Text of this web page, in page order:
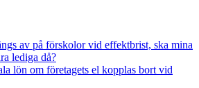
av på förskolor vid effektbrist, ska mina
lediga då?
lön om företagets el kopplas bort vid